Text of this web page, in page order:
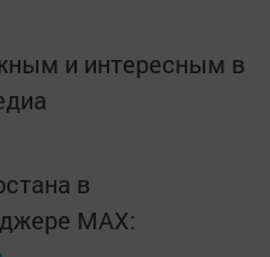
и интересным в
в
MАХ: